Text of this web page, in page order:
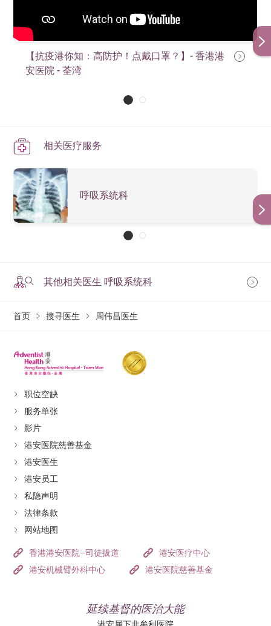
【抗疫港你知：高防护！点戴口罩？】- 香港港
安医院 - 荃湾
相关医疗服务
呼吸系统科
其他相关医生 呼吸系统科
首页 搜寻医生 周伟昌医生
职位空缺
服务单张
影片
港安医院慈善基金
港安医生
港安员工
私隐声明
法律条款
网站地图
香港港安医院–司徒拔道
港安医疗中心
港安机械臂外科中心
港安医院慈善基金
延续基督的医治大能